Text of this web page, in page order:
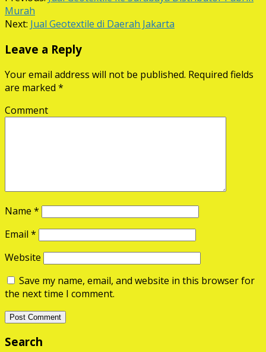
Murah
Next: Jual Geotextile di Daerah Jakarta
Leave a Reply
Your email address will not be published. Required fields
are marked *
Comment
Name *
Email *
Website
Save my name, email, and website in this browser for
the next time I comment.
Search